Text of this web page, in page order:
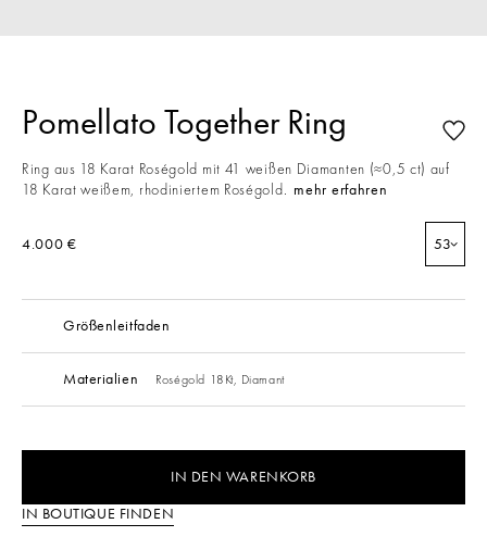
Pomellato Together Ring
Ring aus 18 Karat Roségold mit 41 weißen Diamanten (≈0,5 ct) auf
18 Karat weißem, rhodiniertem Roségold. mehr erfahren
4.000 € 53
Größenleitfaden
Materialien Roségold 18Kt, Diamant
IN DEN WARENKORB
IN BOUTIQUE FINDEN